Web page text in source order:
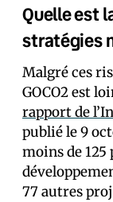
Quelle est
stratégies
Malgré ces
GOCO2 est
rapport de
publié le 9
moins de 125
77 autres